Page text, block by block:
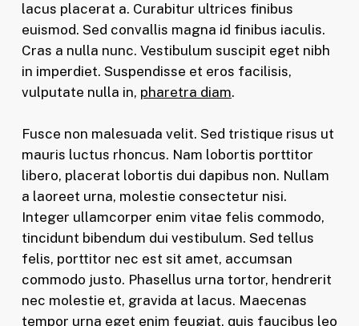
lacus placerat a. Curabitur ultrices finibus
euismod. Sed convallis magna id finibus iaculis.
Cras a nulla nunc. Vestibulum suscipit eget nibh
in imperdiet. Suspendisse et eros facilisis,
vulputate nulla in, pharetra diam.
Fusce non malesuada velit. Sed tristique risus ut
mauris luctus rhoncus. Nam lobortis porttitor
libero, placerat lobortis dui dapibus non. Nullam
a laoreet urna, molestie consectetur nisi.
Integer ullamcorper enim vitae felis commodo,
tincidunt bibendum dui vestibulum. Sed tellus
felis, porttitor nec est sit amet, accumsan
commodo justo. Phasellus urna tortor, hendrerit
nec molestie et, gravida at lacus. Maecenas
tempor urna eget enim feugiat, quis faucibus leo